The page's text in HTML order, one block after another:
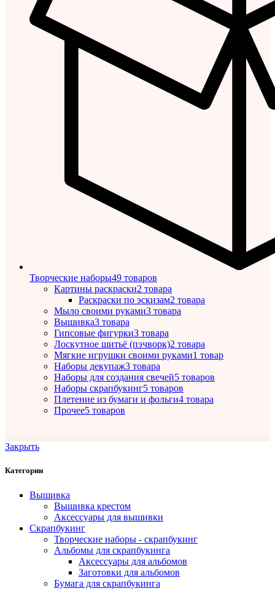
Творческие наборы49 товаров
Картины раскраски2 товара
Раскраски по эскизам2 товара
Мыло своими руками3 товара
Вышивка3 товара
Гипсовые фигурки3 товара
Лоскутное шитьё (пэчворк)2 товара
Мягкие игрушки своими руками1 товар
Наборы декупаж3 товара
Наборы для создания свечей5 товаров
Наборы скрапбукинг5 товаров
Плетение из бумаги и фольги4 товара
Прочее5 товаров
Закрыть
Категории
Вышивка
Вышивка крестом
Аксессуары для вышивки
Скрапбукинг
Творческие наборы - скрапбукинг
Альбомы для скрапбукинга
Аксессуары для альбомов
Заготовки для альбомов
Бумага для скрапбукинга